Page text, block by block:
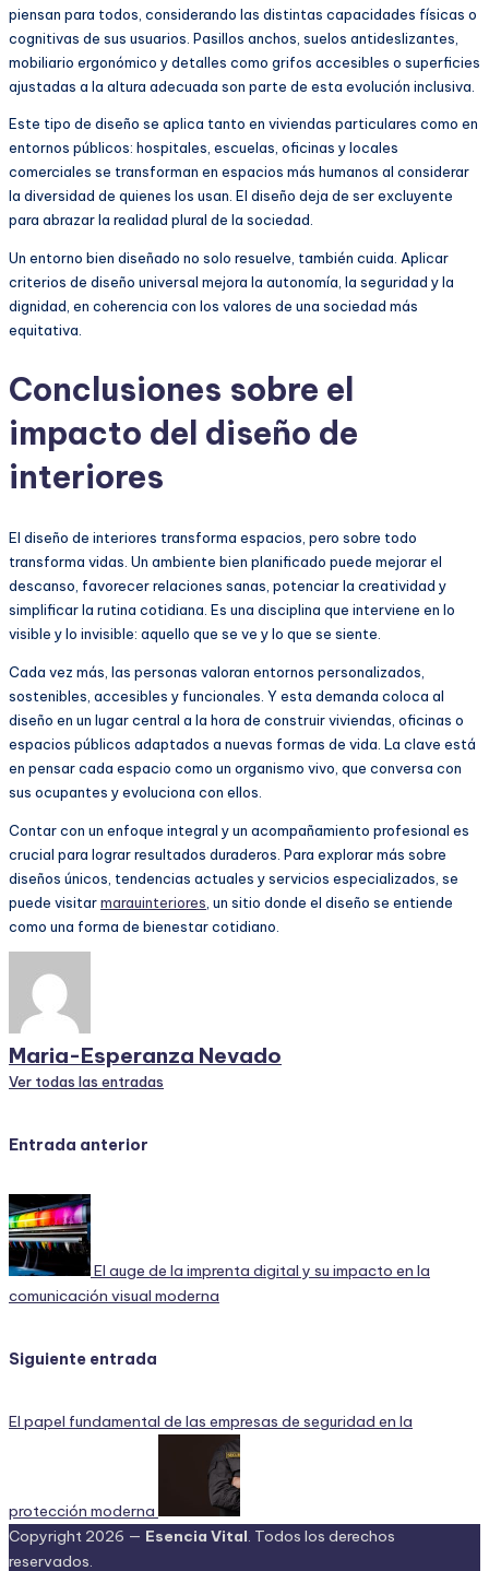
piensan para todos, considerando las distintas capacidades físicas o
cognitivas de sus usuarios. Pasillos anchos, suelos antideslizantes,
mobiliario ergonómico y detalles como grifos accesibles o superficies
ajustadas a la altura adecuada son parte de esta evolución inclusiva.
Este tipo de diseño se aplica tanto en viviendas particulares como en
entornos públicos: hospitales, escuelas, oficinas y locales
comerciales se transforman en espacios más humanos al considerar
la diversidad de quienes los usan. El diseño deja de ser excluyente
para abrazar la realidad plural de la sociedad.
Un entorno bien diseñado no solo resuelve, también cuida. Aplicar
criterios de diseño universal mejora la autonomía, la seguridad y la
dignidad, en coherencia con los valores de una sociedad más
equitativa.
Conclusiones sobre el
impacto del diseño de
interiores
El diseño de interiores transforma espacios, pero sobre todo
transforma vidas. Un ambiente bien planificado puede mejorar el
descanso, favorecer relaciones sanas, potenciar la creatividad y
simplificar la rutina cotidiana. Es una disciplina que interviene en lo
visible y lo invisible: aquello que se ve y lo que se siente.
Cada vez más, las personas valoran entornos personalizados,
sostenibles, accesibles y funcionales. Y esta demanda coloca al
diseño en un lugar central a la hora de construir viviendas, oficinas o
espacios públicos adaptados a nuevas formas de vida. La clave está
en pensar cada espacio como un organismo vivo, que conversa con
sus ocupantes y evoluciona con ellos.
Contar con un enfoque integral y un acompañamiento profesional es
crucial para lograr resultados duraderos. Para explorar más sobre
diseños únicos, tendencias actuales y servicios especializados, se
puede visitarmarauinteriores , un sitio donde el diseño se entiende
como una forma de bienestar cotidiano.
Maria-Esperanza Nevado
Ver todas las entradas
Navegación
de
entradas
Entrada anterior
El auge de la imprenta digital y su impacto en la
comunicación visual moderna
Siguiente entrada
El papel fundamental de las empresas de seguridad en la
protección moderna
Copyright 2026 — Esencia Vital . Todos los derechos
reservados.